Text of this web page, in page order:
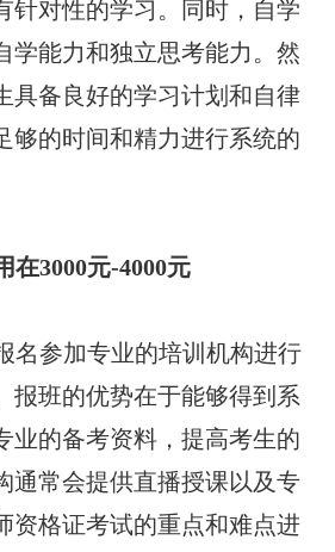
针对性的学习。同时，自学
学能力和独立思考能力。然
具备良好的学习计划和自律
够的时间和精力进行系统的
3000元-4000元
名参加专业的培训机构进行
报班的优势在于能够得到系
业的备考资料，提高考生的
通常会提供直播授课以及专
资格证考试的重点和难点进